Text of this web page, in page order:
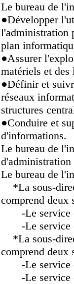
Le bureau de
●Développer
l'administration
plan
●Assurer
matériels et
●Définir et
réseaux
structures
●Conduire et
d'informations.
Le bureau de
d'administration
Le bureau de
*La sous-
comprend deux
-Le service
-Le service
*La sous-
comprend deux
-Le service
-Le service